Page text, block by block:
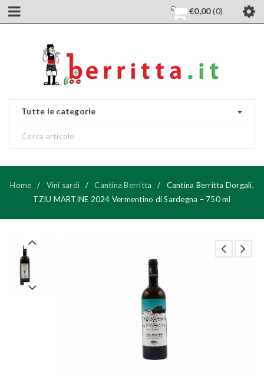
€0,00 0
Tutte le categorie
Home / Vini sardi / Cantina Berritta /
Cantina Berritta Dorgali,
TZIU MARTINE 2024 Vermentino di Sardegna – 750 ml